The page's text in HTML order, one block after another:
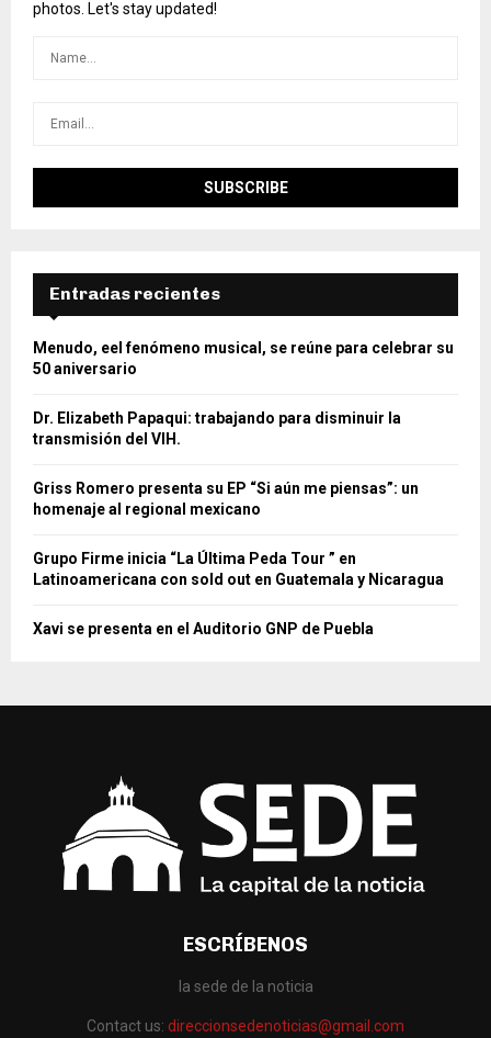
photos. Let's stay updated!
Entradas recientes
Menudo, eel fenómeno musical, se reúne para celebrar su
50 aniversario
Dr. Elizabeth Papaqui: trabajando para disminuir la
transmisión del VIH.
Griss Romero presenta su EP “Si aún me piensas”: un
homenaje al regional mexicano
Grupo Firme inicia “La Última Peda Tour ” en
Latinoamericana con sold out en Guatemala y Nicaragua
Xavi se presenta en el Auditorio GNP de Puebla
ESCRÍBENOS
la sede de la noticia
Contact us: direccionsedenoticias@gmail.com